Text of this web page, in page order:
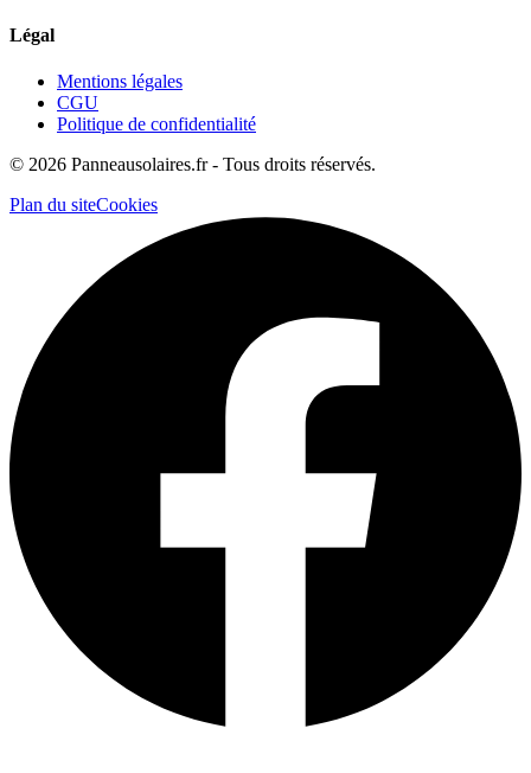
Légal
Mentions légales
CGU
Politique de confidentialité
© 2026 Panneausolaires.fr - Tous droits réservés.
Plan du siteCookies